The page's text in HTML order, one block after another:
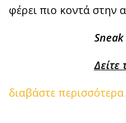
φέρει πιο κοντά στην
Δείτε
διαβάστε περισσότερα